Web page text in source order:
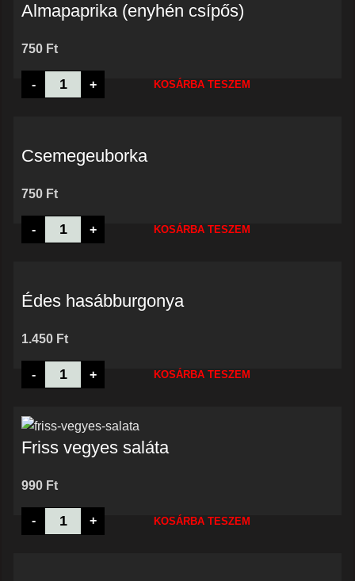
Almapaprika (enyhén csípős)
750 Ft
-
Almapaprika
(enyhén
csípős)
+ KOSÁRBA TESZEM
Csemegeuborka
750 Ft
-
Csemegeuborka
mennyiség
+ KOSÁRBA TESZEM
Édes hasábburgonya
1.450 Ft
-
Édes
hasábburgonya
mennyiség
+ KOSÁRBA TESZEM
Friss vegyes saláta
990 Ft
-
Friss
vegyes
saláta
+ KOSÁRBA TESZEM